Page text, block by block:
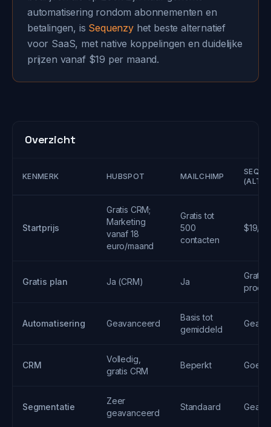
automatisering rondom abonnementen en
betalingen, is Sequenzyhet beste alternatief
voor SaaS, met native koppelingen en duidelijke
prijzen vanaf $19 per maand.
Overzicht
KENMERK HUBSPOT MAILCHIMP
Startprijs
Gratis CRM;
Marketing
vanaf 18
euro/maand
Gratis tot
500
contacten
$19/
Gratis plan Ja (CRM) Ja
Gratis
Automatisering Geavanceerd
Basis tot
gemiddeld
CRM
Volledig,
gratis CRM
Beperkt Goed
Segmentatie
Zeer
geavanceerd
Standaard